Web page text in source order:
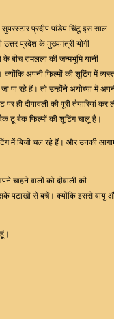
Diwali
With
9
lakh
Deepaks
प्रदीप पांडेय चिंटू इस साल
उत्तर प्रदेश के मुख्यमंत्री योगी
बीच रामलला की जन्मभूमि यानी
क्योंकि अपनी फिल्मों की शूटिंग में
पा रहे हैं। तो उन्होंने अयोध्या में
ही दीपावली की पूरी तैयारियां कर
टू बैक फिल्मों की शूटिंग चालू है।
में बिजी चल रहे हैं। और उनकी
चाहने वालों को दीवाली की
सके पटाखों से बचें। क्योंकि इससे वायु